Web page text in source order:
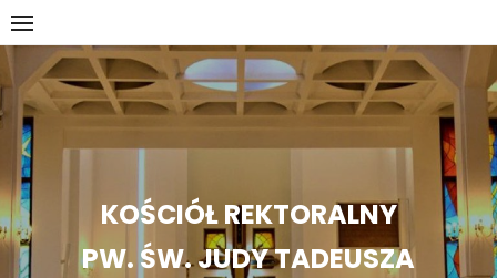
Skip
to
content
KOŚCIÓŁ REKTORALNY
PW. ŚW. JUDY TADEUSZA